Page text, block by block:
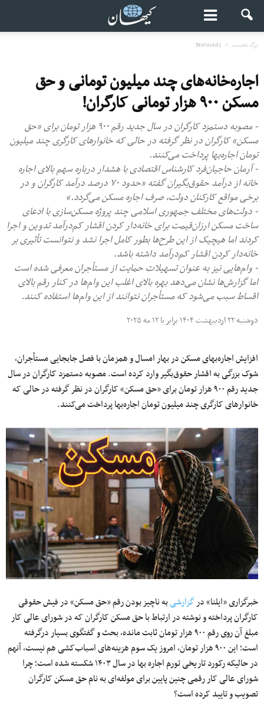
برگ نخست Featured1
اجاره‌‌خانه‌های چند میلیون تومانی و حق
مسکن ۹۰۰ هزار تومانی کارگران!
- مصوبه دستمزد کارگران در سال جدید رقم ۹۰۰ هزار تومان برای «حق
مسکن» کارگران در نظر گرفته در حالی که خانوارهای کارگری چند میلیون
تومان اجاره‌بها پرداخت می‌کنند.
- آرمان حاجیان‌فرد کارشناس اقتصادی با هشدار درباره سهم بالای اجاره
خانه از درآمد حقوق‌بگیران گفته «حدود ۷۰ درصد درآمد کارگران و در
برخی مواقع کارکنان دولت، صرف اجاره مسکن می‌گردد.»
- دولت‌های مختلف جمهوری اسلامی چند پروژه مسکن‌سازی با ادعای
ساخت مسکن ارزان‌قیمت برای خانه‌دار کردن اقشار کم‌درآمد تدوین و اجرا
کردند اما هیچیک از این طرح‌ها بطور کامل اجرا نشد و نتوانست تأثیری بر
خانه‌دار کردن اقشار کم‌درآمد داشته باشد.
- وام‌هایی نیز به عنوان تسهیلات حمایت از مستأجران معرفی شده است
اما گزارش‌ها نشان می‌دهد بهره بالای اغلب این وام‌ها در کنار رقم بالای
اقساط سبب می‌شود که مستأجران نتوانند از این وام‌ها استفاده کنند.
دوشنبه ۲۲ اردیبهشت ۱۴۰۴ برابر با ۱۲ مه ۲۰۲۵
افزایش اجاره‌بهای مسکن در بهار امسال و همزمان با فصل جابجایی مستأجران،
شوک بزرگی به اقشار حقوق‌بگیر وارد کرده است. مصوبه دستمزد کارگران در سال
جدید رقم ۹۰۰ هزار تومان برای «حق مسکن» کارگران در نظر گرفته در حالی که
خانوارهای کارگری چند میلیون تومان اجاره‌بها پرداخت می‌کنند.
خبرگزاری «ایلنا» درگزارشیبه ناچیز بودن رقم «حق مسکن» در فیش حقوقی
کارگران پرداخته و نوشته در ارتباط با حق مسکن کارگران که در شورای عالی کار
مبلغ آن روی رقم ۹۰۰ هزار تومان ثابت مانده، بحث و گفتگوی بسیار درگرفته
است؛ این ۹۰۰ هزار تومان، امروز یک سوم هزینه‌های اسباب‌کشی هم نیست، آنهم
در حالیکه رکورد تاریخی تورم اجاره بها در سال ۱۴۰۳ شکسته شده است؛ چرا
شورای عالی کار رقمی چنین پایین برای مولفه‌ای به نام حق مسکن کارگران
تصویب و تایید کرده است؟